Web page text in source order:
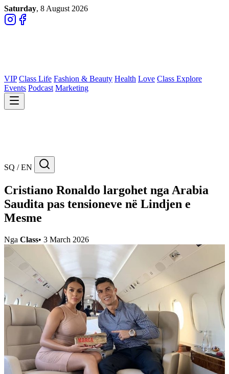
Saturday, 8 August 2026
VIP Class Life Fashion & Beauty Health Love Class Explore
Events Podcast Marketing
SQ / EN
Cristiano Ronaldo largohet nga Arabia
Saudita pas tensioneve në Lindjen e
Mesme
Nga Class• 3 March 2026